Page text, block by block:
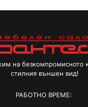
на безкомпромисното
стилния външен вид!
РАБОТНО ВРЕМЕ: